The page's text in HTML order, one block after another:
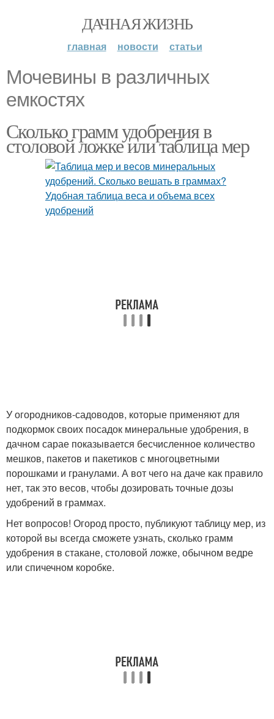
ДАЧНАЯ ЖИЗНЬ
главная новости статьи
Мочевины в различных
емкостях
Сколько грамм удобрения в
столовой ложке или таблица мер
У огородников-садоводов, которые применяют для
подкормок своих посадок минеральные удобрения, в
дачном сарае показывается бесчисленное количество
мешков, пакетов и пакетиков с многоцветными
порошками и гранулами. А вот чего на даче как правило
нет, так это весов, чтобы дозировать точные дозы
удобрений в граммах.
Нет вопросов! Огород просто, публикуют таблицу мер, из
которой вы всегда сможете узнать, сколько грамм
удобрения в стакане, столовой ложке, обычном ведре
или спичечном коробке.